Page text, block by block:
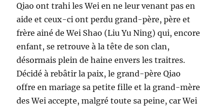
Qiao ont trahi les Wei en ne leur venant pas en
aide et ceux-ci ont perdu grand-père, père et
frère ainé de Wei Shao (Liu Yu Ning) qui, encore
enfant, se retrouve à la tête de son clan,
désormais plein de haine envers les traitres.
Décidé à rebâtir la paix, le grand-père Qiao
offre en mariage sa petite fille et la grand-mère
des Wei accepte, malgré toute sa peine, car Wei